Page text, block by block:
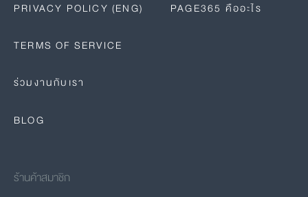
PRIVACY POLICY (ENG)
TERMS OF SERVICE
ร่วมงานกับเรา
BLOG
PAGE365 คืออะไร
ร้านค้าสมาชิก